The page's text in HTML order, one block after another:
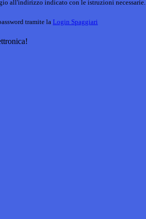
all'indirizzo indicato con le istruzioni necessarie.
tramite la Login Spaggiari